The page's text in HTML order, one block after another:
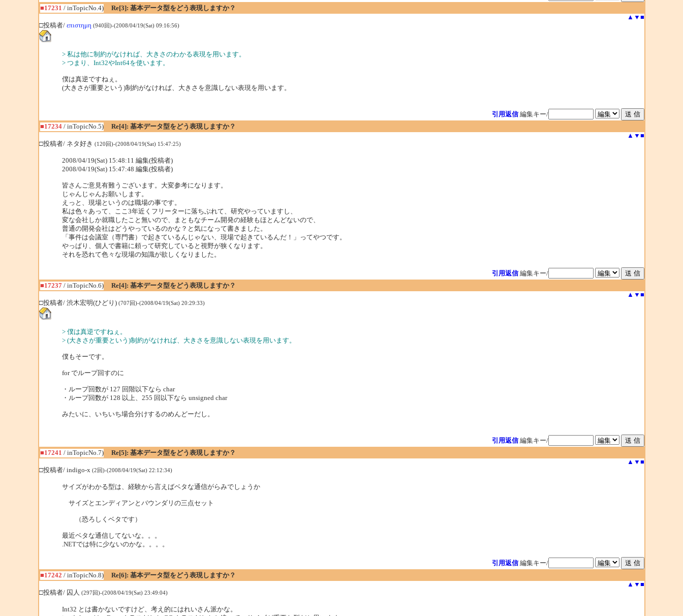
■17231 / inTopicNo.4)
Re[3]: 基本データ型をどう表現しますか？
▲ ▼ ■
□投稿者/ επιστημη (940回)-(2008/04/19(Sat) 09:16:56)
> 私は他に制約がなければ、大きさのわかる表現を用います。
> つまり、Int32やInt64を使います。
僕は真逆ですねぇ。
(大きさが重要という)制約がなければ、大きさを意識しない表現を用います。
引用返信 編集キー/
■17234/ inTopicNo.5)
Re[4]: 基本データ型をどう表現しますか？
▲ ▼ ■
□投稿者/ ネタ好き (120回)-(2008/04/19(Sat) 15:47:25)
2008/04/19(Sat) 15:48:11 編集(投稿者)
2008/04/19(Sat) 15:47:48 編集(投稿者)
皆さんご意見有難うございます。大変参考になります。
じゃんじゃんお願いします。
えっと、現場というのは職場の事です。
私は色々あって、ここ3年近くフリーターに落ちぶれて、研究やっていますし、
変な会社しか就職したこと無いので、まともなチーム開発の経験もほとんどないので、
普通の開発会社はどうやっているのかな？と気になって書きました。
「事件は会議室（専門書）で起きているんじゃない、現場で起きているんだ！」ってやつです。
やっぱり、個人で書籍に頼って研究していると視野が狭くなります。
それを恐れて色々な現場の知識が欲しくなりました。
引用返信 編集キー/
■17237/ inTopicNo.6)
Re[4]: 基本データ型をどう表現しますか？
▲ ▼ ■
□投稿者/ 渋木宏明(ひどり) (707回)-(2008/04/19(Sat) 20:29:33)
> 僕は真逆ですねぇ。
> (大きさが重要という)制約がなければ、大きさを意識しない表現を用います。
僕もそーです。
for でループ回すのに
・ループ回数が 127 回階以下なら char
・ループ回数が 128 以上、255 回以下なら unsigned char
みたいに、いちいち場合分けするのめんどーだし。
引用返信 編集キー/
■17241 / inTopicNo.7)
Re[5]: 基本データ型をどう表現しますか？
▲ ▼ ■
□投稿者/ indigo-x (2回)-(2008/04/19(Sat) 22:12:34)
サイズがわかる型は、経験から言えばベタな通信がらみでしょうか
サイズとエンディアンとバウンダリの三点セット
（恐ろしくベタです）
最近ベタな通信してないな。。。
.NETでは特に少ないのかな。。。。
引用返信 編集キー/
■17242 / inTopicNo.8)
Re[6]: 基本データ型をどう表現しますか？
▲ ▼ ■
□投稿者/ 囚人 (297回)-(2008/04/19(Sat) 23:49:04)
Int32 とは書かないですけど、考え的にはれいさん派かな。